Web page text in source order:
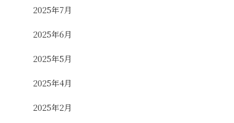
2025年7月
2025年6月
2025年5月
2025年4月
2025年2月